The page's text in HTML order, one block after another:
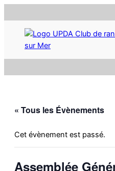
« Tous les Évènements
Cet évènement est passé.
Assemblée